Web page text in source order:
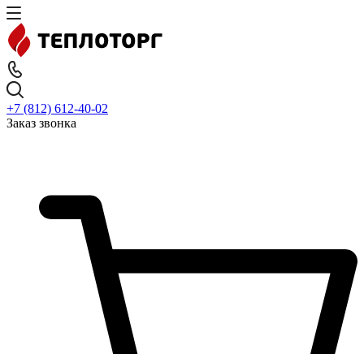
+7 (812) 612-40-02
Заказ звонка